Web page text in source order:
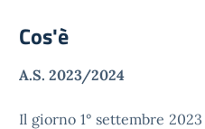
Cos'è
A.S. 2023/2024
Il giorno 1° settembre